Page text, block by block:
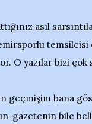
asıl
temsilcisi
O yazılar bizi çok
geçmişim bana
gazetenin bile